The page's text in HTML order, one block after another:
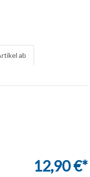
ab
12,90 €*